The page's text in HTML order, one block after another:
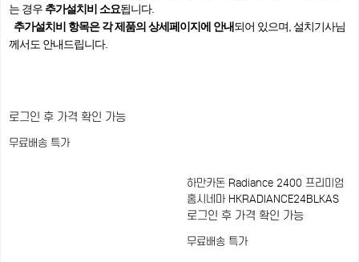
는 경우 추가설치비 소요됩니다.
추가설치비 항목은 각 제품의 상세페이지에 안내되어 있으며, 설치기사님
께서도 안내드립니다.
로그인 후 가격 확인 가능
무료배송 특가
하만카돈 Radiance 2400 프리미엄
홈시네마 HKRADIANCE24BLKAS
로그인 후 가격 확인 가능
무료배송 특가